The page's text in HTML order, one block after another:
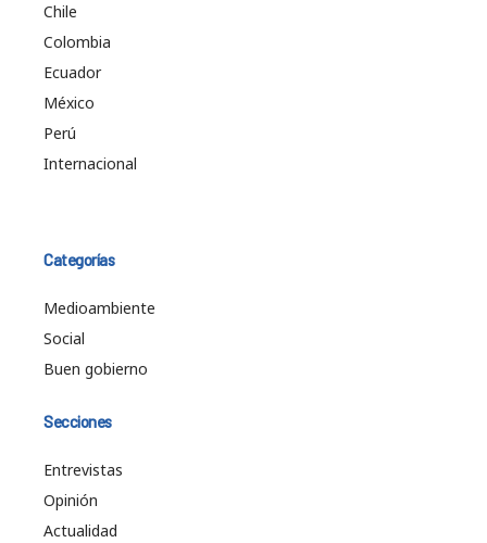
Chile
Colombia
Ecuador
México
Perú
Internacional
Categorías
Medioambiente
Social
Buen gobierno
Secciones
Entrevistas
Opinión
Actualidad